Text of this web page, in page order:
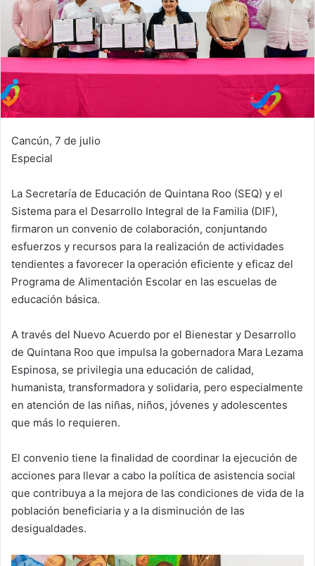
Cancún, 7 de julio
Especial
La Secretaría de Educación de Quintana Roo (SEQ) y el
Sistema para el Desarrollo Integral de la Familia (DIF),
firmaron un convenio de colaboración, conjuntando
esfuerzos y recursos para la realización de actividades
tendientes a favorecer la operación eficiente y eficaz del
Programa de Alimentación Escolar en las escuelas de
educación básica.
A través del Nuevo Acuerdo por el Bienestar y Desarrollo
de Quintana Roo que impulsa la gobernadora Mara Lezama
Espinosa, se privilegia una educación de calidad,
humanista, transformadora y solidaria, pero especialmente
en atención de las niñas, niños, jóvenes y adolescentes
que más lo requieren.
El convenio tiene la finalidad de coordinar la ejecución de
acciones para llevar a cabo la política de asistencia social
que contribuya a la mejora de las condiciones de vida de la
población beneficiaria y a la disminución de las
desigualdades.